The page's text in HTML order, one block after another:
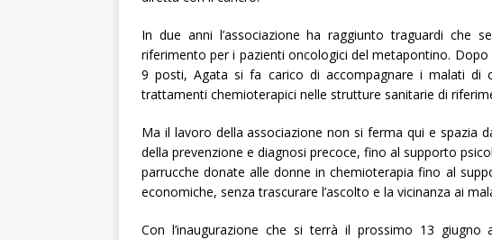
In due anni l’associazione ha raggiunto traguardi che
riferimento per i pazienti oncologici del metapontino.
9 posti, Agata si fa carico di accompagnare i malati di
trattamenti chemioterapici nelle strutture sanitarie di
Ma il lavoro della associazione non si ferma qui e spazia
della prevenzione e diagnosi precoce, fino al supporto
parrucche donate alle donne in chemioterapia fino al
economiche, senza trascurare l’ascolto e la vicinanza ai
Con l’inaugurazione che si terrà il prossimo 13 giugno